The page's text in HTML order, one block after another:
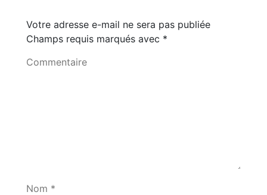
Votre adresse e-mail ne sera pas publiée
Champs requis marqués avec *
Commentaire
Nom *